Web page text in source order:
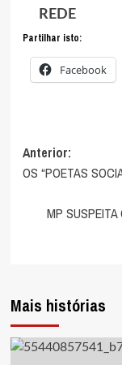
REDE
Partilhar isto:
Facebook
Navegação
Anterior:
OS “POETAS
MP SUSPEITA
Mais histórias